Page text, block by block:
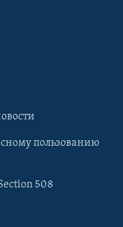
пользованию
508